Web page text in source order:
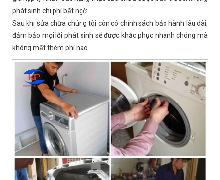
phát sinh chi phí bất ngờ.
Sau khi sửa chữa chúng tôi còn có chính sách bảo hành lâu dài,
đảm bảo mọi lỗi phát sinh sẽ được khắc phục nhanh chóng mà
không mất thêm phí nào.